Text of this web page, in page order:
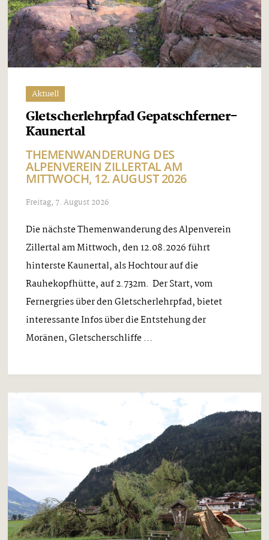
Aktuell
Gletscherlehrpfad Gepatschferner-
Kaunertal
THEMENWANDERUNG DES
ALPENVEREIN ZILLERTAL AM
MITTWOCH, 12. AUGUST 2026
Freitag, 7. August 2026
Die nächste Themenwanderung des Alpenverein
Zillertal am Mittwoch, den 12.08.2026 führt
hinterste Kaunertal, als Hochtour auf die
Rauhekopfhütte, auf 2.732m. Der Start, vom
Fernergries über den Gletscherlehrpfad, bietet
interessante Infos über die Entstehung der
Moränen, Gletscherschliffe ...